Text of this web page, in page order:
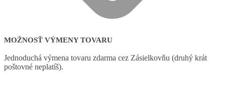
MOŽNOSŤ VÝMENY TOVARU
Jednoduchá výmena tovaru zdarma cez Zásielkovňu (druhý krát
poštovné neplatíš).